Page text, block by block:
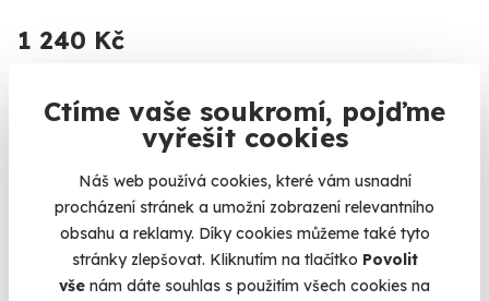
Ctíme vaše soukromí, pojďme
vyřešit cookies
Náš web používá cookies, které vám usnadní
procházení stránek a umožní zobrazení relevantního
obsahu a reklamy. Díky cookies můžeme také tyto
stránky zlepšovat. Kliknutím na tlačítko Povolit
vše nám dáte souhlas s použitím všech cookies na
1 240 Kč